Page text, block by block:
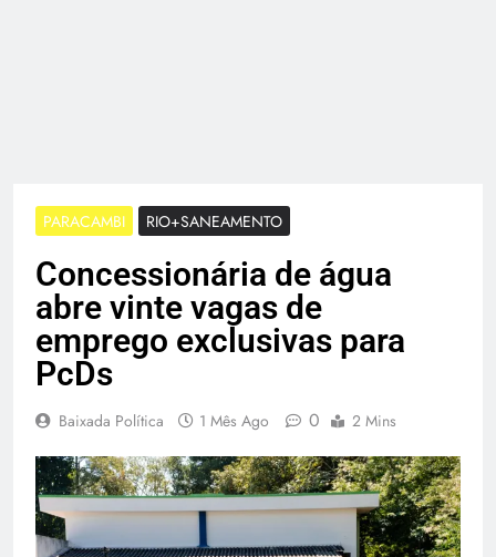
PARACAMBI RIO+SANEAMENTO
Concessionária de água
abre vinte vagas de
emprego exclusivas para
PcDs
Baixada Política 1 Mês Ago 0 2 Mins